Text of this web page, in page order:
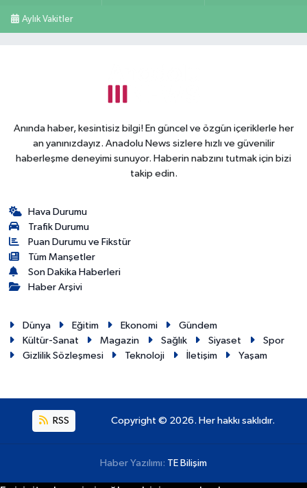
Aylık Vakitler
Anında haber, kesintisiz bilgi! En güncel ve özgün içeriklerle her
an yanınızdayız. Anadolu News sizlere hızlı ve güvenilir
haberleşme deneyimi sunuyor. Haberin nabzını tutmak için bizi
takip edin.
Hava Durumu
Trafik Durumu
Puan Durumu ve Fikstür
Tüm Manşetler
Son Dakika Haberleri
Haber Arşivi
Dünya Eğitim Ekonomi
Gündem
Kültür-Sanat
Magazin Sağlık Siyaset
Spor
Gizlilik Sözleşmesi
Teknoloji İletişim Yaşam
RSS Copyright © 2026. Her hakkı saklıdır.
Haber Yazılımı: TE Bilişim